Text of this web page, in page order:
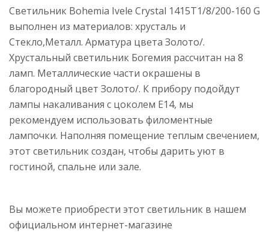
Светильник Bohemia Ivele Crystal 1415T1/8/200-160 G
выполнен из материалов: хрусталь и
Стекло,Металл. Арматура цвета Золото/.
Хрустальный светильник Богемия рассчитан на 8
ламп. Металлические части окрашены в
благородный цвет Золото/. К прибору подойдут
лампы накаливания с цоколем E14, мы
рекомендуем использовать филоментные
лампочки. Наполняя помещение теплым свечением,
этот светильник создан, чтобы дарить уют в
гостиной, спальне или зале.
Вы можете приобрести этот светильник в нашем
официальном интернет-магазине